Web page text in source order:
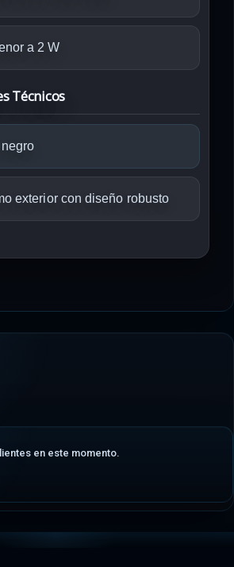
a 2 W
Técnicos
exterior con diseño robusto
en este momento.